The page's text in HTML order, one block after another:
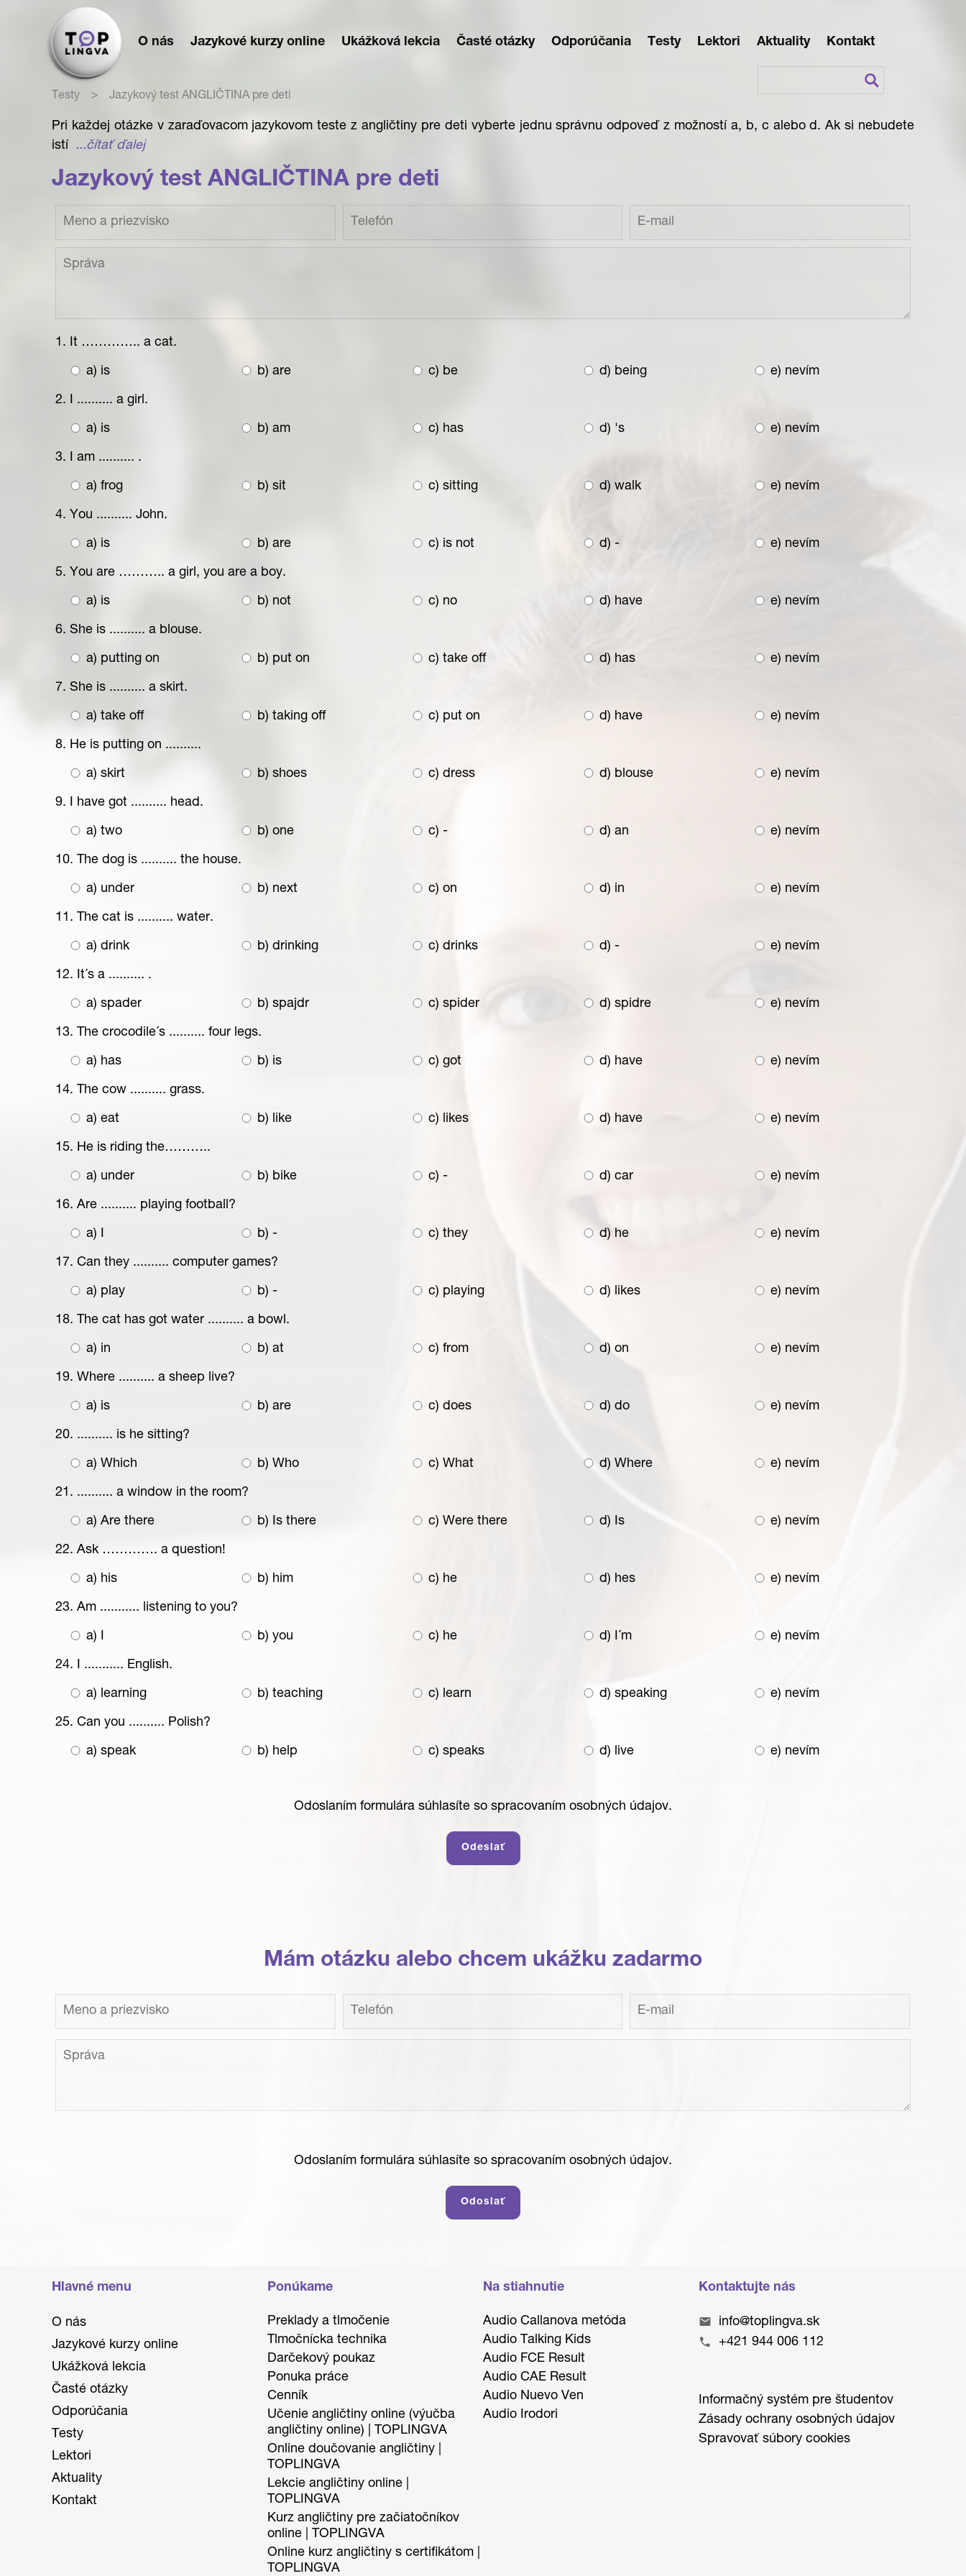
O nás Jazykové kurzy online Ukážková lekcia Časté otázky Odporúčania Testy Lektori Aktuality Kontakt
Testy > Jazykový test ANGLIČTINA pre deti
Pri každej otázke v zaraďovacom jazykovom teste z angličtiny pre deti vyberte jednu správnu odpoveď z možností a, b, c alebo d. Ak si nebudete
istí
...čítať ďalej
Jazykový test ANGLIČTINA pre deti
1. It ………….. a cat.
a) is b) are c) be d) being e) nevím
2. I .......... a girl.
a) is b) am c) has d) 's e) nevím
3. I am .......... .
a) frog b) sit c) sitting d) walk e) nevím
4. You .......... John.
a) is b) are c) is not d) - e) nevím
5. You are ……….. a girl, you are a boy.
a) is b) not c) no d) have e) nevím
6. She is .......... a blouse.
a) putting on b) put on c) take off d) has e) nevím
7. She is .......... a skirt.
a) take off b) taking off c) put on d) have e) nevím
8. He is putting on ..........
a) skirt b) shoes c) dress d) blouse e) nevím
9. I have got .......... head.
a) two b) one c) - d) an e) nevím
10. The dog is .......... the house.
a) under b) next c) on d) in e) nevím
11. The cat is .......... water.
a) drink b) drinking c) drinks d) - e) nevím
12. It´s a .......... .
a) spader b) spajdr c) spider d) spidre e) nevím
13. The crocodile´s .......... four legs.
a) has b) is c) got d) have e) nevím
14. The cow .......... grass.
a) eat b) like c) likes d) have e) nevím
15. He is riding the………..
a) under b) bike c) - d) car e) nevím
16. Are .......... playing football?
a) I b) - c) they d) he e) nevím
17. Can they .......... computer games?
a) play b) - c) playing d) likes e) nevím
18. The cat has got water .......... a bowl.
a) in b) at c) from d) on e) nevím
19. Where .......... a sheep live?
a) is b) are c) does d) do e) nevím
20. .......... is he sitting?
a) Which b) Who c) What d) Where e) nevím
21. .......... a window in the room?
a) Are there b) Is there c) Were there d) Is e) nevím
22. Ask …………. a question!
a) his b) him c) he d) hes e) nevím
23. Am ........... listening to you?
a) I b) you c) he d) I´m e) nevím
24. I ........... English.
a) learning b) teaching c) learn d) speaking e) nevím
25. Can you .......... Polish?
a) speak b) help c) speaks d) live e) nevím
Odoslaním formulára súhlasíte so spracovaním osobných údajov.
Mám otázku alebo chcem ukážku zadarmo
Odoslaním formulára súhlasíte so spracovaním osobných údajov.
Hlavné menu
O nás
Jazykové kurzy online
Ukážková lekcia
Časté otázky
Odporúčania
Testy
Lektori
Aktuality
Kontakt
Ponúkame
Preklady a tlmočenie
Tlmočnícka technika
Darčekový poukaz
Ponuka práce
Cenník
Učenie angličtiny online (výučba
angličtiny online) | TOPLINGVA
Online doučovanie angličtiny |
TOPLINGVA
Lekcie angličtiny online |
TOPLINGVA
Kurz angličtiny pre začiatočníkov
online | TOPLINGVA
Online kurz angličtiny s certifikátom |
TOPLINGVA
Na stiahnutie
Audio Callanova metóda
Audio Talking Kids
Audio FCE Result
Audio CAE Result
Audio Nuevo Ven
Audio Irodori
Kontaktujte nás
info@toplingva.sk
+421 944 006 112
Informačný systém pre študentov
Zásady ochrany osobných údajov
Spravovať súbory cookies